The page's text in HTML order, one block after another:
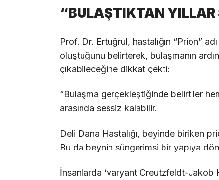
“BULAŞTIKTAN YILLAR
Prof. Dr. Ertuğrul, hastalığın “Prion”
oluştuğunu belirterek, bulaşmanın
çıkabileceğine dikkat çekti:
“Bulaşma gerçekleştiğinde belirtiler
arasında sessiz kalabilir.
Deli Dana Hastalığı, beyinde biriken
Bu da beynin süngerimsi bir yapıya
İnsanlarda ‘varyant Creutzfeldt-Jakob